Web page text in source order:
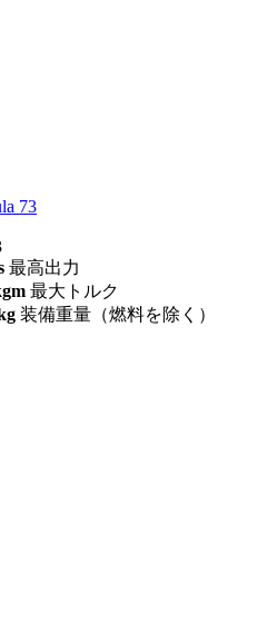
73
最高出力
最大トルク
装備重量（燃料を除く）